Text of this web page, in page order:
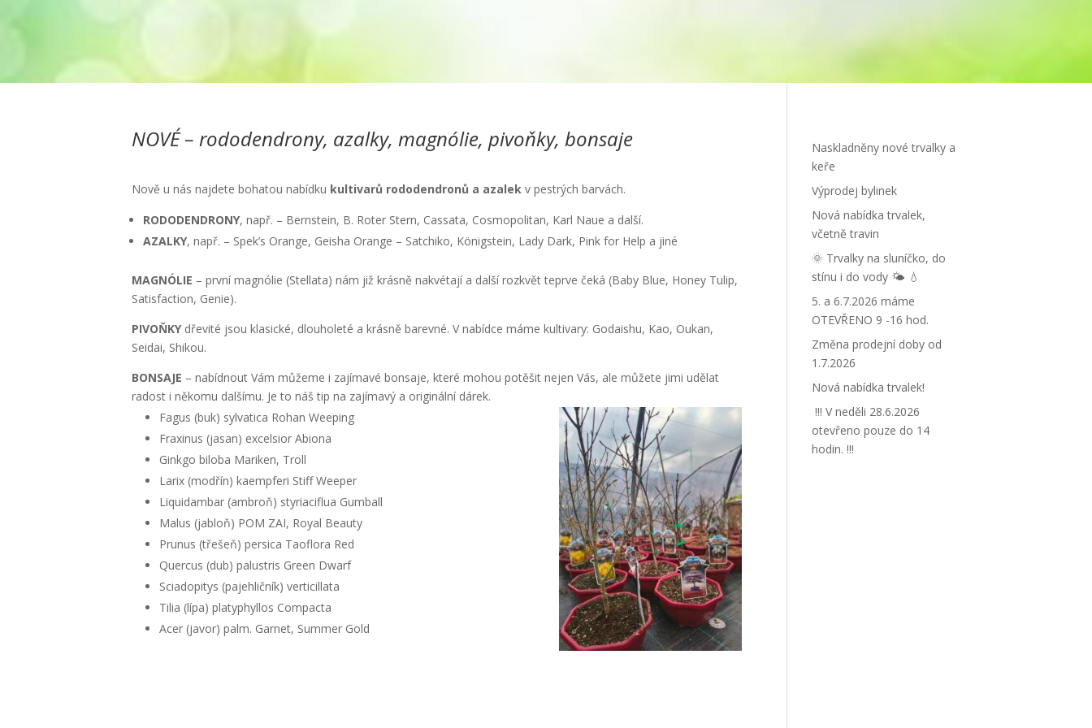
NOVÉ – rododendrony, azalky, magnólie, pivoňky, bonsaje
Nově u nás najdete bohatou nabídku kultivarů rododendronů a azalekv pestrých barvách.
RODODENDRONY, např. – Bernstein, B. Roter Stern, Cassata, Cosmopolitan, Karl Naue a další.
AZALKY, např. – Spek’s Orange, Geisha Orange – Satchiko, Königstein, Lady Dark, Pink for Help a jiné
MAGNÓLIE – první magnólie (Stellata) nám již krásně nakvétají a další rozkvět teprve čeká (Baby Blue, Honey Tulip,
Satisfaction, Genie).
PIVOŇKYdřevité jsou klasické, dlouholeté a krásně barevné. V nabídce máme kultivary: Godaishu, Kao, Oukan,
Seidai, Shikou.
BONSAJE – nabídnout Vám můžeme i zajímavé bonsaje, které mohou potěšit nejen Vás, ale můžete jimi udělat
radost i někomu dalšímu. Je to náš tip na zajímavý a originální dárek.
Fagus (buk) sylvatica Rohan Weeping
Fraxinus (jasan) excelsior Abiona
Ginkgo biloba Mariken, Troll
Larix (modřín) kaempferi Stiff Weeper
Liquidambar (ambroň) styriaciflua Gumball
Malus (jabloň) POM ZAI, Royal Beauty
Prunus (třešeň) persica Taoflora Red
Quercus (dub) palustris Green Dwarf
Sciadopitys (pajehličník) verticillata
Tilia (lípa) platyphyllos Compacta
Acer (javor) palm. Garnet, Summer Gold
Naskladněny nové trvalky a
keře
Výprodej bylinek
Nová nabídka trvalek,
včetně travin
🌞 Trvalky na sluníčko, do
stínu i do vody 🌤 💧
5. a 6.7.2026 máme
OTEVŘENO 9 -16 hod.
Změna prodejní doby od
1.7.2026
Nová nabídka trvalek!
!!! V neděli 28.6.2026
otevřeno pouze do 14
hodin. !!!